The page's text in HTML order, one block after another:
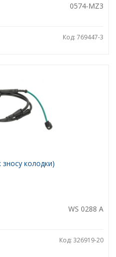
0574-MZ3
Код: 769447-3
зносу колодки)
WS 0288 A
Код: 326919-20